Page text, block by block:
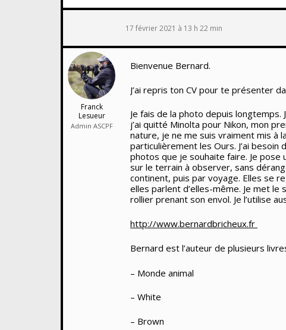
17 février 2021 à 13 h 22 min
Franck
Lesueur
Admin ASCPF
Bienvenue Bernard.
J’ai repris ton CV pour te présenter
Je fais de la photo depuis longtemps.
j’ai quitté Minolta pour Nikon, mon
nature, je ne me suis vraiment mis à
particulièrement les Ours. J’ai
photos que je souhaite faire. Je
sur le terrain à observer, sans
continent, puis par voyage. Elles se
elles parlent d’elles-même. Je met
rollier prenant son envol. Je l’utilise
http://www.bernardbricheux.fr
Bernard est l’auteur de plusieurs
– Monde animal
– White
– Brown